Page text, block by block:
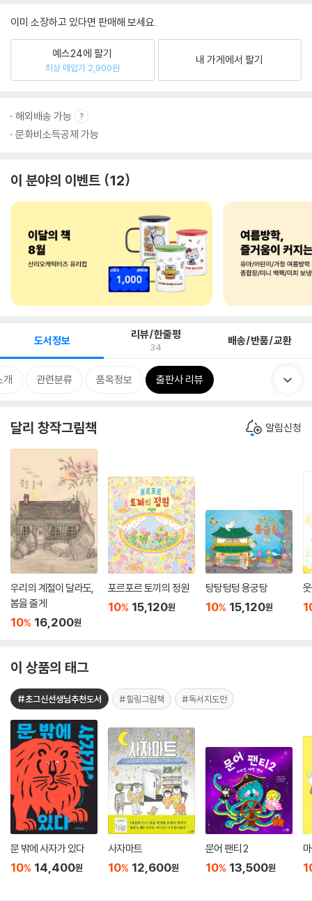
이미 소장하고 있다면 판매해 보세요.
예스24에 팔기
최상 매입가 2,900원
내 가게에서 팔기
해외배송 가능
문화비소득공제 가능
이 분야의 이벤트 12
도서정보 리뷰/한줄평
34 배송/반품/교환
개 관련분류 품목정보 출판사 리뷰
달리 창작그림책 알림신청
우리의 계절이 달라도,
봄을 줄게
10% 16,200원
포르포르 토끼의 정원
10% 15,120원
탕탕텅텅 용궁탕
10% 15,120원
이 상품의 태그
#초그신선생님추천도서 #힐링그림책 #독서지도안
문 밖에 사자가 있다
10% 14,400원
사자마트
10% 12,600원
문어 팬티 2
10% 13,500원